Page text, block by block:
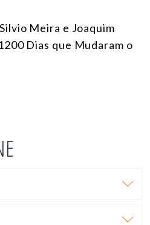
Meira e Joaquim
Dias que Mudaram o